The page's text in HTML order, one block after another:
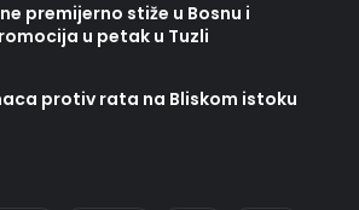
premijerno stiže u Bosnu i
u petak u Tuzli
protiv rata na Bliskom istoku